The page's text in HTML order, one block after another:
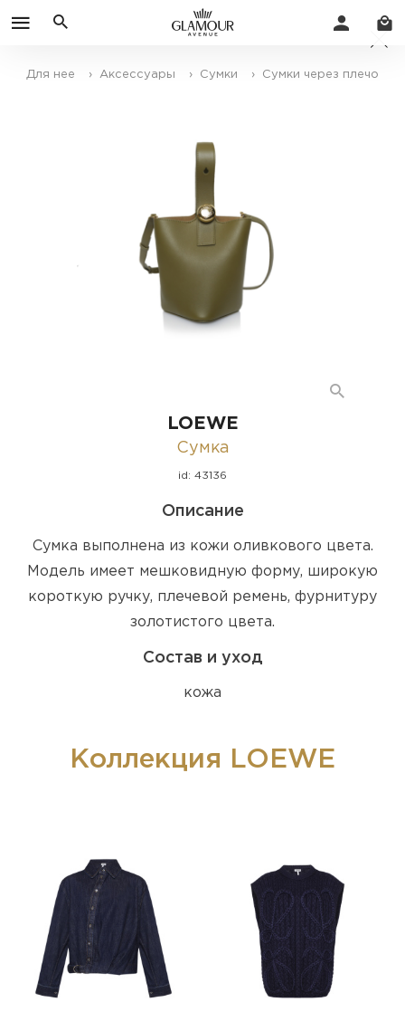
Для нее › Аксессуары › Сумки › Сумки через плечо
LOEWE
Сумка
id: 43136
Описание
Сумка выполнена из кожи оливкового цвета.
Модель имеет мешковидную форму, широкую
короткую ручку, плечевой ремень, фурнитуру
золотистого цвета.
Состав и уход
кожа
Коллекция LOEWE